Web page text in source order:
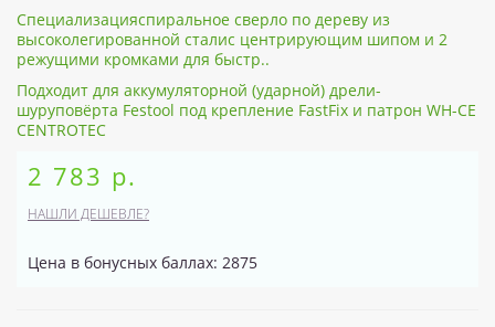
Специализацияспиральное сверло по дереву из
высоколегированной сталис центрирующим шипом и 2
режущими кромками для быстр..
Подходит для аккумуляторной (ударной) дрели-
шуруповёрта Festool под крепление FastFix и патрон WH-CE
CENTROTEC
2 783 р.
НАШЛИ ДЕШЕВЛЕ?
Цена в бонусных баллах: 2875